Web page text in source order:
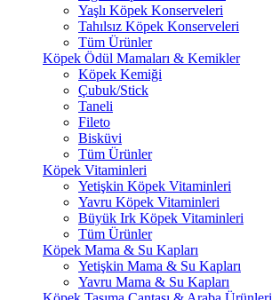
Yaşlı Köpek Konserveleri
Tahılsız Köpek Konserveleri
Tüm Ürünler
Köpek Ödül Mamaları & Kemikler
Köpek Kemiği
Çubuk/Stick
Taneli
Fileto
Bisküvi
Tüm Ürünler
Köpek Vitaminleri
Yetişkin Köpek Vitaminleri
Yavru Köpek Vitaminleri
Büyük Irk Köpek Vitaminleri
Tüm Ürünler
Köpek Mama & Su Kapları
Yetişkin Mama & Su Kapları
Yavru Mama & Su Kapları